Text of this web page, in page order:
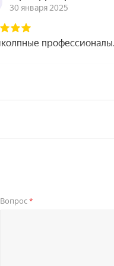
Вопрос*